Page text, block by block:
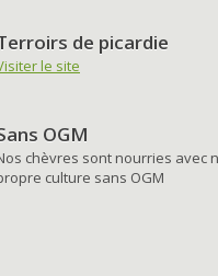
de picardie
le site
OGM
chèvres sont nourries avec
culture sans OGM